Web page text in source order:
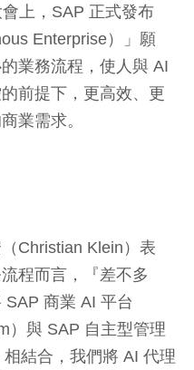
上，SAP 正式發布
Enterprise）」願
業務流程，使人與 AI
前提下，更高效、更
業需求。
Christian Klein）表
程而言，『差不多
商業 AI 平台
）與 SAP 自主型管理
結合，我們將 AI 代理